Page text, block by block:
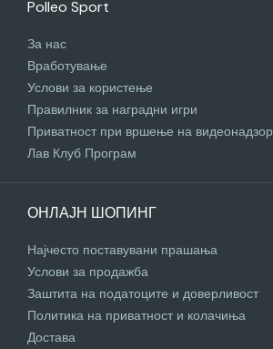
Polleo Sport
За нас
Вработување
Услови за користење
Правилник за наградни игри
Приватност при вршење на видеонадзор
Лав Клуб Програм
ОНЛАЈН ШОПИНГ
Најчесто поставувани прашања
Услови за продажба
Заштита на податоците и доверливост
Политика на приватност и колачиња
Достава